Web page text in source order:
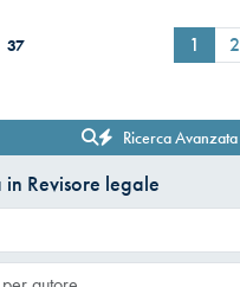
37 1 2
Ricerca Avanzata
in Revisore legale